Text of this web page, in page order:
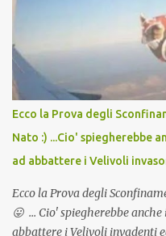
andava bene anche, a
l'articolo per NON
Ecco la Prova degli
Nato :) ...Cio' spiegherebbe
ad abbattere i Velivoli
Ecco la Prova degli
😛 ... Cio' spiegherebbe
abbattere i Velivoli invadenti